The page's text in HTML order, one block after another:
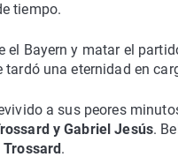
tiempo.
el Bayern y matar el
tardó una eternidad en
a sus peores
y Gabriel Jesús.
.